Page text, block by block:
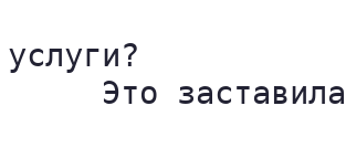
услуги?
Это